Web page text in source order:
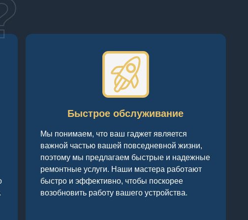
Быстрое обслуживание
Мы понимаем, что ваш гаджет является
важной частью вашей повседневной жизни,
поэтому мы предлагаем быстрые и надежные
ремонтные услуги. Наши мастера работают
быстро и эффективно, чтобы поскорее
возобновить работу вашего устройства.